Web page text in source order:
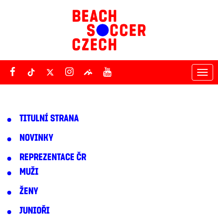
TITULNÍ STRANA
NOVINKY
REPREZENTACE ČR
MUŽI
ŽENY
JUNIOŘI